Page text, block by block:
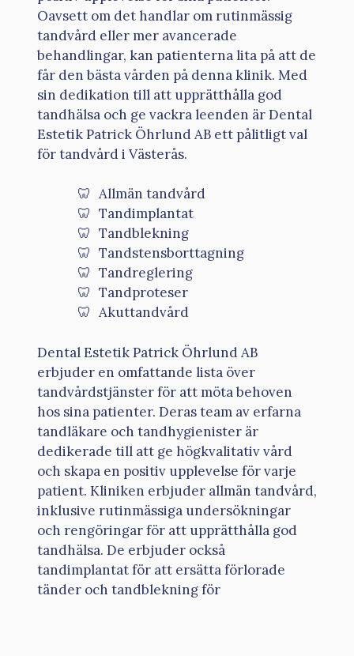
Oavsett om det handlar om rutinmässig
tandvård eller mer avancerade
behandlingar, kan patienterna lita på att de
får den bästa vården på denna klinik. Med
sin dedikation till att upprätthålla god
tandhälsa och ge vackra leenden är Dental
Estetik Patrick Öhrlund AB ett pålitligt val
för tandvård i Västerås.
Allmän tandvård
Tandimplantat
Tandblekning
Tandstensborttagning
Tandreglering
Tandproteser
Akuttandvård
Dental Estetik Patrick Öhrlund AB
erbjuder en omfattande lista över
tandvårdstjänster för att möta behoven
hos sina patienter. Deras team av erfarna
tandläkare och tandhygienister är
dedikerade till att ge högkvalitativ vård
och skapa en positiv upplevelse för varje
patient. Kliniken erbjuder allmän tandvård,
inklusive rutinmässiga undersökningar
och rengöringar för att upprätthålla god
tandhälsa. De erbjuder också
tandimplantat för att ersätta förlorade
tänder och tandblekning för